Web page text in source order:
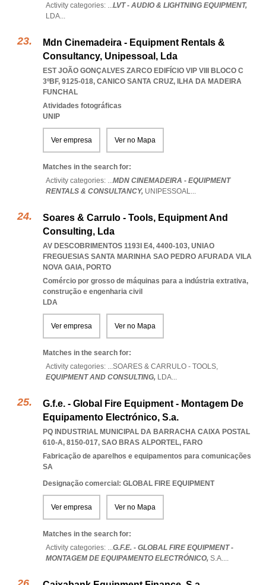
Activity categories: ...LVT - AUDIO & LIGHTNING EQUIPMENT,
LDA...
Mdn Cinemadeira - Equipment Rentals &
Consultancy, Unipessoal, Lda
EST JOÃO GONÇALVES ZARCO EDIFÍCIO VIP VIII BLOCO C
3ºBF, 9125-018, CANICO SANTA CRUZ, ILHA DA MADEIRA
FUNCHAL
Atividades fotográficas
UNIP
Ver empresa Ver no Mapa
Matches in the search for:
Activity categories: ...MDN CINEMADEIRA - EQUIPMENT
RENTALS & CONSULTANCY, UNIPESSOAL...
Soares & Carrulo - Tools, Equipment And
Consulting, Lda
AV DESCOBRIMENTOS 1193I E4, 4400-103, UNIAO
FREGUESIAS SANTA MARINHA SAO PEDRO AFURADA VILA
NOVA GAIA, PORTO
Comércio por grosso de máquinas para a indústria extrativa,
construção e engenharia civil
LDA
Ver empresa Ver no Mapa
Matches in the search for:
Activity categories: ...SOARES & CARRULO - TOOLS,
EQUIPMENT AND CONSULTING, LDA...
G.f.e. - Global Fire Equipment - Montagem De
Equipamento Electrónico, S.a.
PQ INDUSTRIAL MUNICIPAL DA BARRACHA CAIXA POSTAL
610-A, 8150-017, SAO BRAS ALPORTEL, FARO
Fabricação de aparelhos e equipamentos para comunicações
SA
Designação comercial: GLOBAL FIRE EQUIPMENT
Ver empresa Ver no Mapa
Matches in the search for:
Activity categories: ...G.F.E. - GLOBAL FIRE EQUIPMENT -
MONTAGEM DE EQUIPAMENTO ELECTRÓNICO, S.A....